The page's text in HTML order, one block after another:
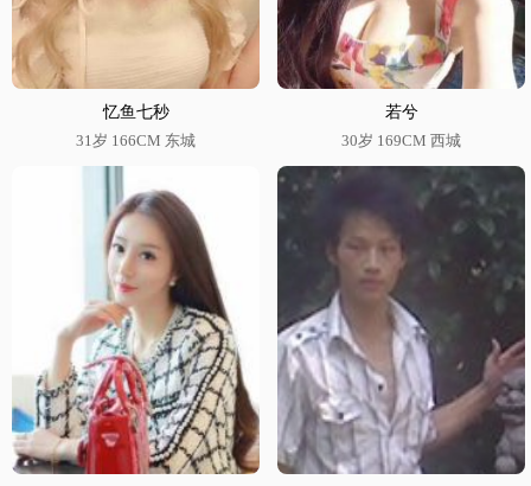
忆鱼七秒
31岁 166CM 东城
若兮
30岁 169CM 西城